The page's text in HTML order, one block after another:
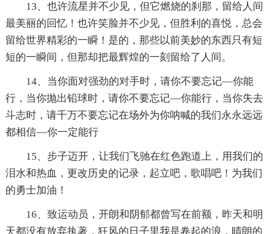
13、也许流星并不少见，但它燃烧的刹那，留给人间
最美丽的回忆！也许笑脸并不少见，但胜利的喜悦，总会
留给世界精彩的一瞬！是的，那些以前美妙的东西只有短
短的一瞬间，但那却把最辉煌的一刻留给了人间。
14、当你面对强劲的对手时，请你不要忘记––你能
行，当你抛出铅球时，请你不要忘记––你能行，当你失去
斗志时，请千万不要忘记在场外为你呐喊的我们永永远远
都相信––你一定能行
15、步子迈开，让我们飞驰在红色跑道上，用我们的
泪水和热血，更改历史的记录，起立吧，歌唱吧！为我们
的勇士加油！
16、致运动员，开朗和阴郁都曾写在前额，昨天和明
天都没有放弃执著，狂风的日子里我是卷起的浪，晴朗的